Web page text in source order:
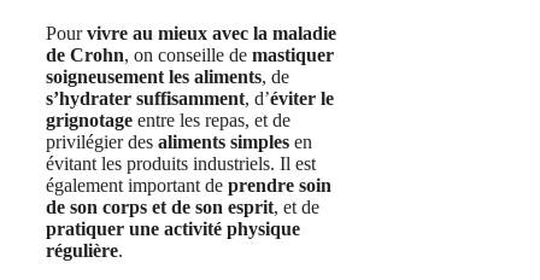
Pourvivre au mieux avec la maladie
de Crohn, on conseille de mastiquer
soigneusement les aliments, de
s’hydrater suffisamment, d’éviter le
grignotage entre les repas, et de
privilégier des aliments simples en
évitant les produits industriels. Il est
également important de prendre soin
de son corps et de son esprit, et de
pratiquer une activité physique
régulière.